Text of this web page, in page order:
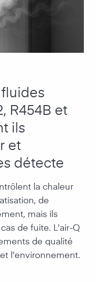
R454B et
ils
et
détecte
la chaleur
de
mais ils
de fuite. L'air-Q
de qualité
l'environnement.